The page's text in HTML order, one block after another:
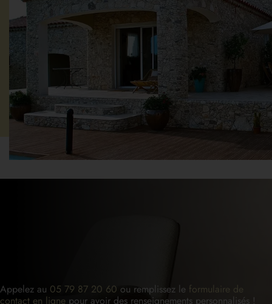
Appelez au 05 79 87 20 60 ou remplissez le formulaire de
contact en ligne pour avoir des renseignements personnalisés !